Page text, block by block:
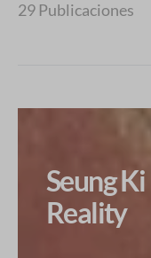
29 Publicaciones
Seung
Reality